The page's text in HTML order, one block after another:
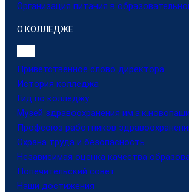
Организация питания в
О КОЛЛЕДЖЕ
Приветственное слово директора
История колледжа
Гид по колледжу
Музей здравоохранения
Профсоюз работников
Охрана труда и безопасность
Независимая оценка качества
Попечительский совет
Наши достижения